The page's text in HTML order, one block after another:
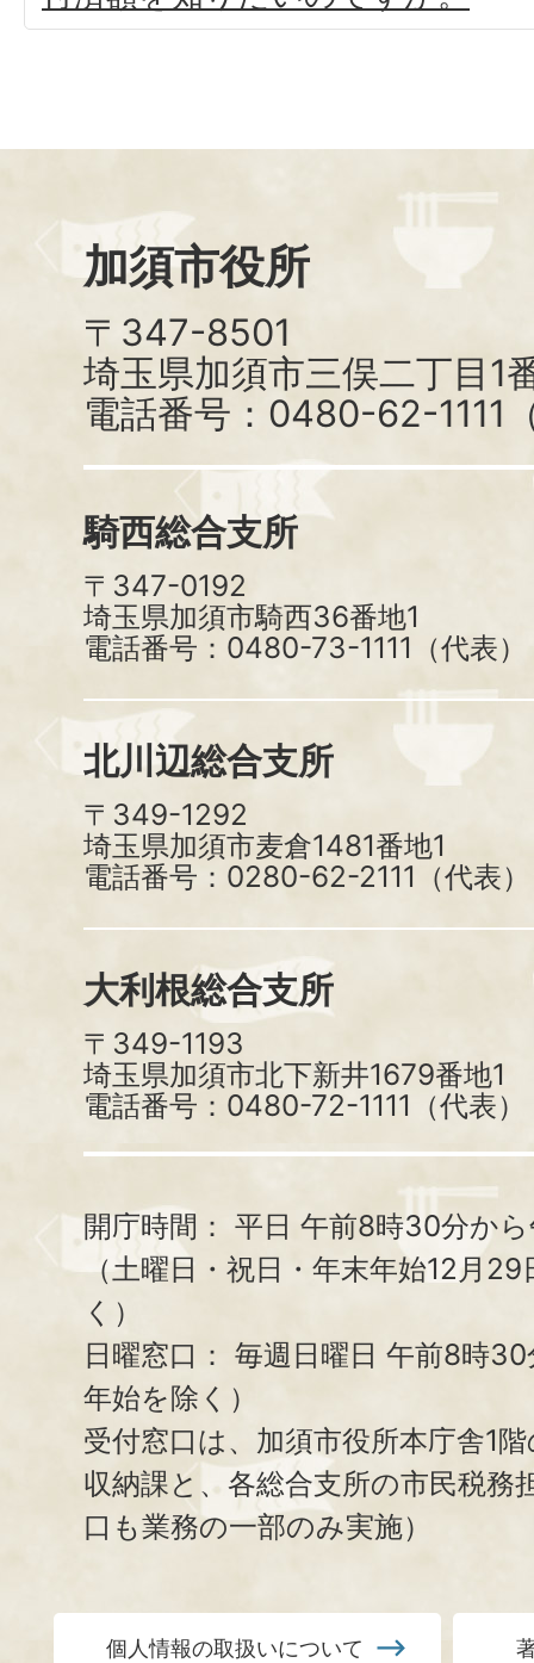
加須市役所
〒347-8501
埼玉県加須市三俣二丁目1
電話番号：0480-62-1111
騎西総合支所
〒347-0192
埼玉県加須市騎西36番地1
電話番号：0480-73-1111（代表）
北川辺総合支所
〒349-1292
埼玉県加須市麦倉1481番地1
電話番号：0280-62-2111（代表）
大利根総合支所
〒349-1193
埼玉県加須市北下新井1679番地1
電話番号：0480-72-1111（代表）
開庁時間： 平日 午前8時30分か
（土曜日・祝日・年末年始12月
く）
日曜窓口： 毎週日曜日 午前8時
年始を除く）
受付窓口は、加須市役所本庁舎1
収納課と、 各総合支所の市民税務
口も業務の一部のみ実施）
個人情報の取扱いについて